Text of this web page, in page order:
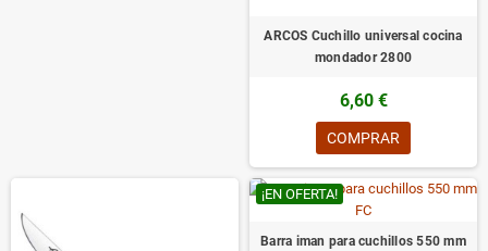
ARCOS Cuchillo universal cocina
mondador 2800
6,60 €
COMPRAR
¡EN OFERTA!
Barra iman para cuchillos 550 mm